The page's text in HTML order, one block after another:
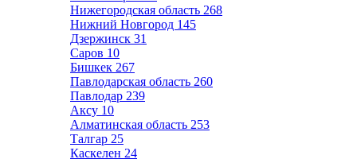
Нижегородская область 268
Нижний Новгород 145
Дзержинск 31
Саров 10
Бишкек 267
Павлодарская область 260
Павлодар 239
Аксу 10
Алматинская область 253
Талгар 25
Каскелен 24